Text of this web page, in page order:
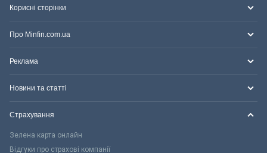
Корисні сторінки
Про Minfin.com.ua
Реклама
Новини та статті
Страхування
Зелена карта онлайн
Відгуки про страхові компанії